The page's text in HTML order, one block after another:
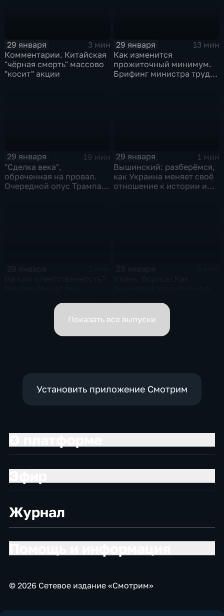
29 января
3 мин
Комментарии. Китайская
"чёрная смерть" массово
"косит" акции
29 января
13 мин
Как изменится
прожиточный минимум.
Брифинг министра труда
29 января
19 мин
"Сделка века",
обреченная на провал.
Очередной опус Трампа.
29 января
1 мин
Вышинский: разберёмся,
как Украина меняет своё
отношение к истории и
вице-премьеров
Показать все выпуски
Установить приложение Смотрим
Журнал
© 2026 Сетевое издание «Смотрим»